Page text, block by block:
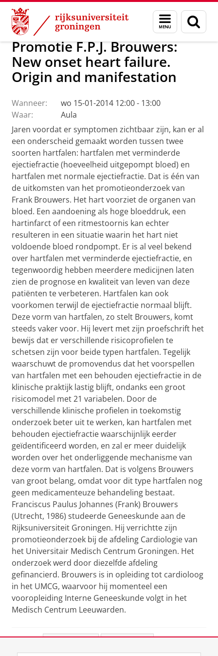
Skip
Content
Skip
Navigation
Menu
en
zoeken
Over ons Actueel Nieuws
Promotie F.P.J. Brouwers:
New onset heart failure.
Origin and manifestation
Wanneer:
wo 15-01-2014 12:00 - 13:00
Waar:
Aula
Jaren voordat er symptomen zichtbaar zijn, kan er al
een onderscheid gemaakt worden tussen twee
soorten hartfalen: hartfalen met verminderde
ejectiefractie (hoeveelheid uitgepompt bloed) en
hartfalen met normale ejectiefractie. Dat is één van
de uitkomsten van het promotieonderzoek van
Frank Brouwers. Het hart voorziet de organen van
bloed. Een aandoening als hoge bloeddruk, een
hartinfarct of een ritmestoornis kan echter
resulteren in een situatie waarin het hart niet
voldoende bloed rondpompt. Er is al veel bekend
over hartfalen met verminderde ejectiefractie, en
tegenwoordig hebben meerdere medicijnen laten
zien de prognose en kwaliteit van leven van deze
patiënten te verbeteren. Hartfalen kan ook
voorkomen terwijl de ejectiefractie normaal blijft.
Deze vorm van hartfalen, zo stelt Brouwers, komt
steeds vaker voor. Hij levert met zijn proefschrift het
bewijs dat er verschillende risicoprofielen te
schetsen zijn voor beide typen hartfalen. Tegelijk
waarschuwt de promovendus dat het voorspellen
van hartfalen met een behouden ejectiefractie in de
klinische praktijk lastig blijft, ondanks een groot
risicomodel met 21 variabelen. Door de
verschillende klinische profielen in toekomstig
onderzoek beter uit te werken, kan hartfalen met
behouden ejectiefractie waarschijnlijk eerder
geïdentificeerd worden, en zal er meer duidelijk
worden over het onderliggende mechanisme van
deze vorm van hartfalen. Dat is volgens Brouwers
van groot belang, omdat voor dit type hartfalen nog
geen medicamenteuze behandeling bestaat.
Franciscus Paulus Johannes (Frank) Brouwers
(Utrecht, 1986) studeerde Geneeskunde aan de
Rijksuniversiteit Groningen. Hij verrichtte zijn
promotieonderzoek bij de afdeling Cardiologie van
het Universitair Medisch Centrum Groningen. Het
onderzoek werd door diezelfde afdeling
gefinancierd. Brouwers is in opleiding tot cardioloog
in het UMCG, waarvoor hij momenteel een
vooropleiding Interne Geneeskunde volgt in het
Medisch Centrum Leeuwarden.